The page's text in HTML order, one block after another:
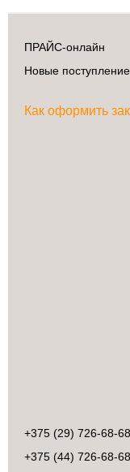
ПРАЙС-онлайн
Новые поступление
Как оформить
+375 (29) 726-68-68
+375 (44) 726-68-68